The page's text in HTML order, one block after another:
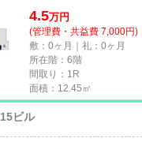
4.5万円
(管理費・共益費 7,000円)
敷：0ヶ月｜礼：0ヶ月
所在階：6階
間取り：1R
面積：12.45㎡
15ビル